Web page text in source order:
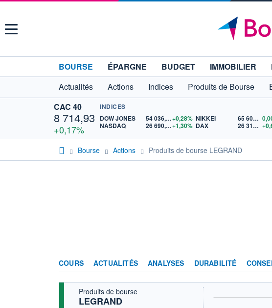
Menu
BOURSE ÉPARGNE BUDGET IMMOBILIER
Actualités
Actions Indices Produits de Bourse
CAC 40
8 714,93
+0,17%
INDICES
DOW JONES
54 036,93+0,28%
NASDAQ
26 690,62+1,30%
NIKKEI 65 606,71
DAX
26 319,45
Bourse Actions Produits de bourse LEGRAND
COURS ACTUALITÉS ANALYSES DURABILITÉ
Produits de bourse
LEGRAND